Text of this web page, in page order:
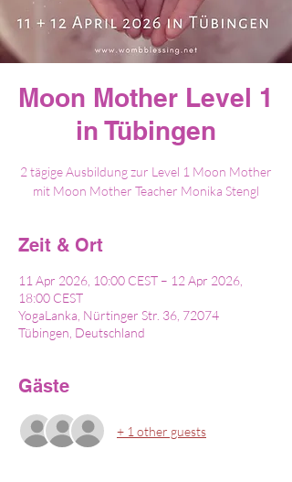
Moon Mother Level 1
in Tübingen
2 tägige Ausbildung zur Level 1 Moon Mother
mit Moon Mother Teacher Monika Stengl
Zeit & Ort
11 Apr 2026, 10:00 CEST – 12 Apr 2026,
18:00 CEST
YogaLanka, Nürtinger Str. 36, 72074
Tübingen, Deutschland
Gäste
+ 1 other guests